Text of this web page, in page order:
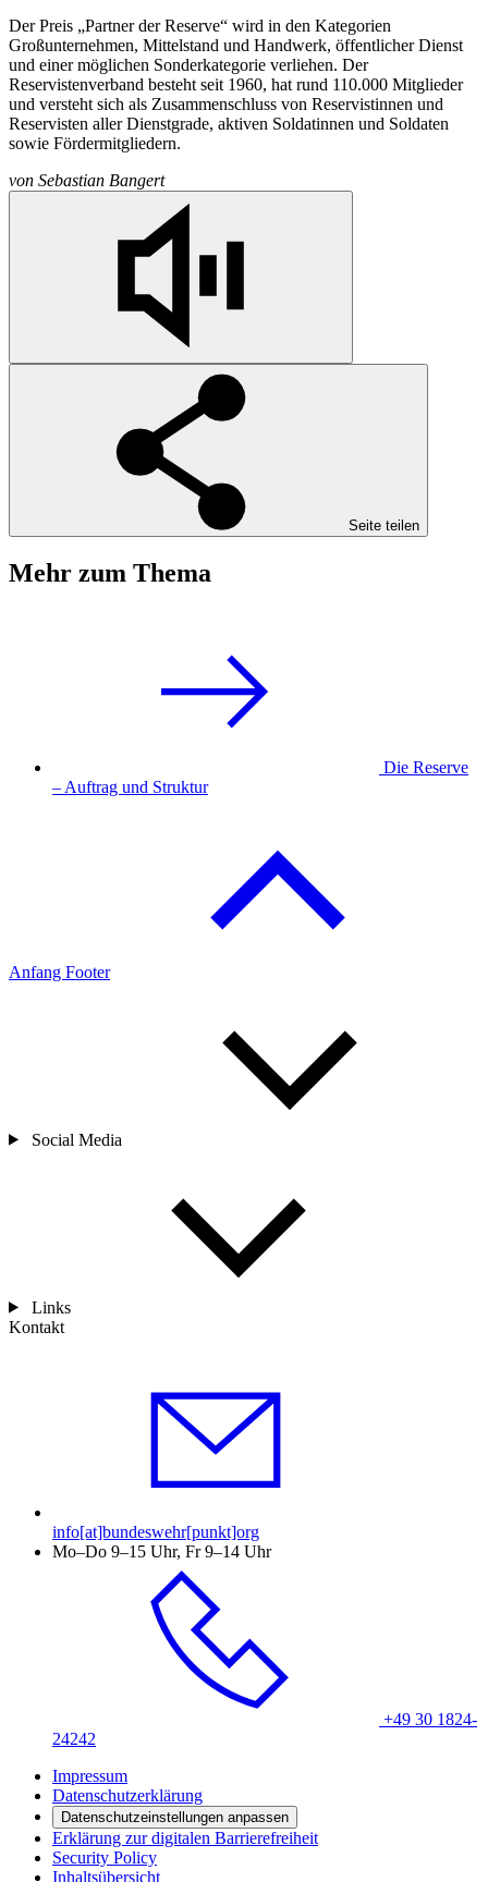
Der Preis „Partner der Reserve“ wird in den Kategorien
Großunternehmen, Mittelstand und Handwerk, öffentlicher Dienst
und einer möglichen Sonderkategorie verliehen. Der
Reservistenverband besteht seit 1960, hat rund 110.000 Mitglieder
und versteht sich als Zusammenschluss von Reservistinnen und
Reservisten aller Dienstgrade, aktiven Soldatinnen und Soldaten
sowie Fördermitgliedern.
von Sebastian Bangert
Seite teilen
Mehr zum Thema
Die Reserve
– Auftrag und Struktur
Anfang Footer
Social Media
Links
Kontakt
info[at]bundeswehr[punkt]org
Mo–Do 9–15 Uhr, Fr 9–14 Uhr
+49 30 1824-
24242
Impressum
Datenschutzerklärung
Datenschutzeinstellungen anpassen
Erklärung zur digitalen Barrierefreiheit
Security Policy
Inhaltsübersicht